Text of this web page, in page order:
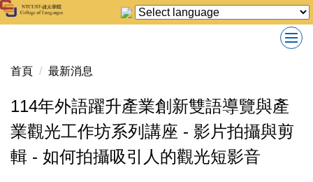
跳
到
內
區
首頁 最新消息
114年外語躍升產業創新雙語導覽與產
業觀光工作坊系列講座 - 影片拍攝與剪
輯 - 如何拍攝吸引人的觀光短影音